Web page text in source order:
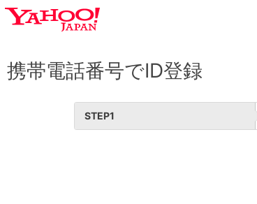
携帯電話番号でID登録
STEP1